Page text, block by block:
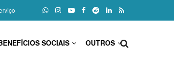
SOCIAIS OUTROS